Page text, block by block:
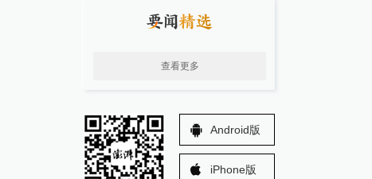
查看更多
Android版
iPhone版